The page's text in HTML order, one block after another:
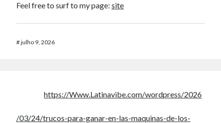
Feel free to surf to my page:site
#julho 9, 2026
https://Www.Latinavibe.com/wordpress/2026
/03/24/trucos-para-ganar-en-las-maquinas-de-los-